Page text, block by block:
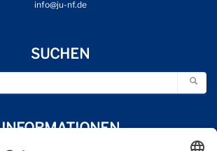
info@ju-nf.de
SUCHEN
INFORMATIONEN